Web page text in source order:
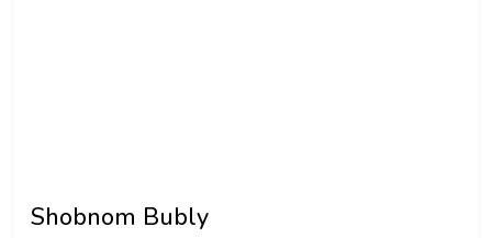
Shobnom Bubly